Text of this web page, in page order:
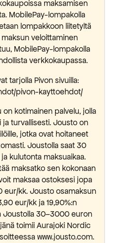
maksamisen
MobilePay-lompakolla
lompakkoon liitetyltä
veloittaminen
MobilePay-lompakolla
verkkokaupassa.
tarjolla Pivon sivuilla:
pivon-kayttoehdot/
kotimainen palvelu, jolla
turvallisesti. Jousto on
jotka ovat hoitaneet
Joustolla saat 30
kulutonta maksuaikaa.
maksatko sen kokonaan
maksaa ostoksesi jopa
eur/kk. Jousto osamaksun
eur/kk ja 19,90%:n
Joustolla 30–3000 euron
toimii Aurajoki Nordic
www.jousto.com.